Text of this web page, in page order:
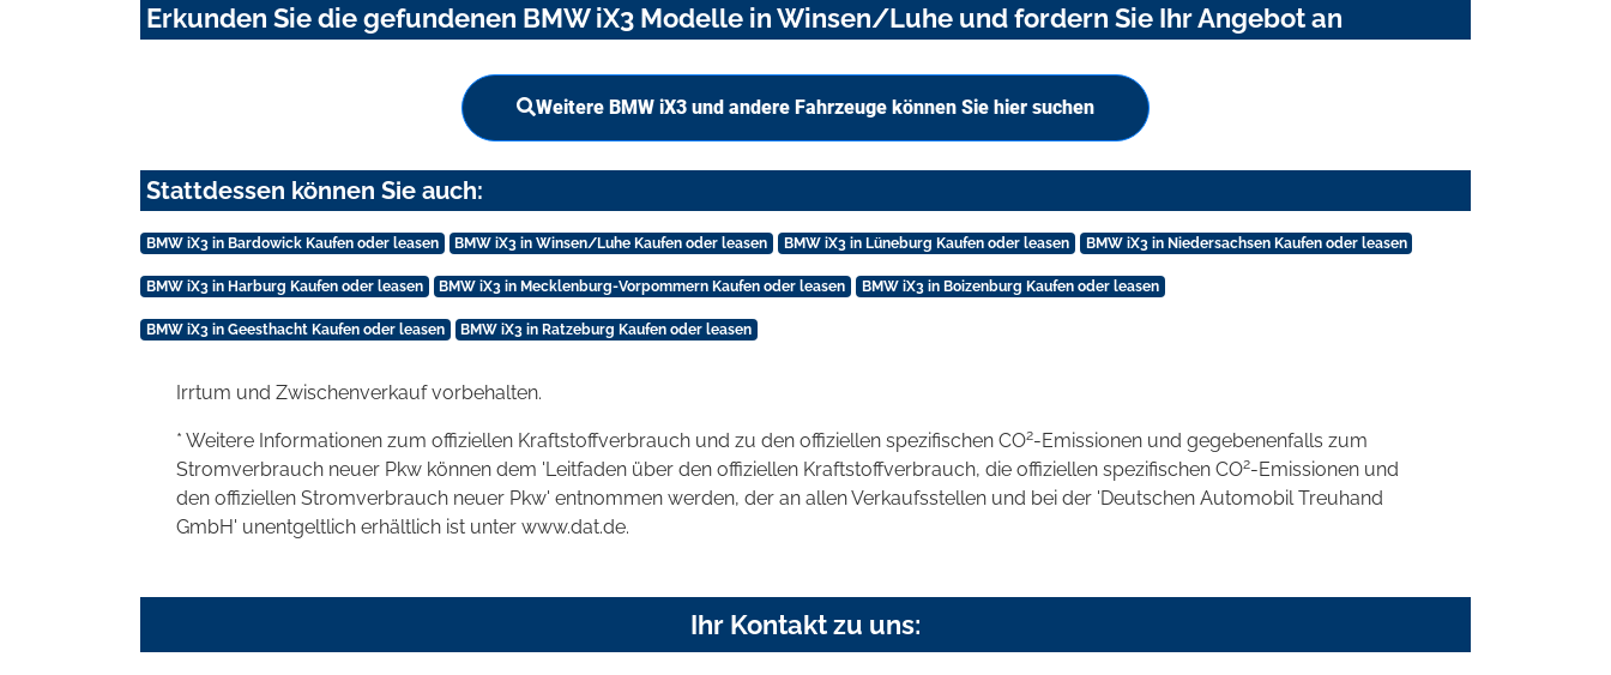
Erkunden Sie die gefundenen BMW iX3 Modelle in Winsen/Luhe und fordern Sie Ihr Angebot an
Weitere BMW iX3 und andere Fahrzeuge können Sie hier suchen
Stattdessen können Sie auch:
BMW iX3 in Bardowick Kaufen oder leasen BMW iX3 in Winsen/Luhe Kaufen oder leasen BMW iX3 in Lüneburg Kaufen oder leasen BMW iX3 in Niedersachsen Kaufen oder leasen
BMW iX3 in Harburg Kaufen oder leasen BMW iX3 in Mecklenburg-Vorpommern Kaufen oder leasen BMW iX3 in Boizenburg Kaufen oder leasen
BMW iX3 in Geesthacht Kaufen oder leasen BMW iX3 in Ratzeburg Kaufen oder leasen
Irrtum und Zwischenverkauf vorbehalten.
* Weitere Informationen zum offiziellen Kraftstoffverbrauch und zu den offiziellen spezifischen CO2-Emissionen und gegebenenfalls zum
Stromverbrauch neuer Pkw können dem 'Leitfaden über den offiziellen Kraftstoffverbrauch, die offiziellen spezifischen CO2-Emissionen und
den offiziellen Stromverbrauch neuer Pkw' entnommen werden, der an allen Verkaufsstellen und bei der 'Deutschen Automobil Treuhand
GmbH' unentgeltlich erhältlich ist unter www.dat.de.
Ihr Kontakt zu uns: